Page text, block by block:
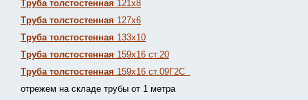
Труба толстостенная 121х8
Труба толстостенная 127х6
Труба толстостенная 133х10
Труба толстостенная 159х16 ст.20
Труба толстостенная 159х16 ст.09Г2С
отрежем на складе трубы от 1 метра